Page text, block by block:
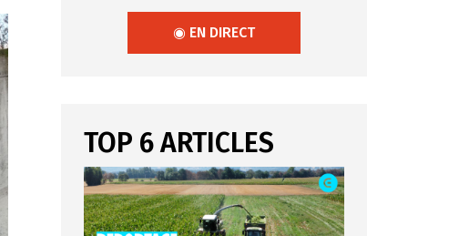
◉ EN DIRECT
TOP 6 ARTICLES